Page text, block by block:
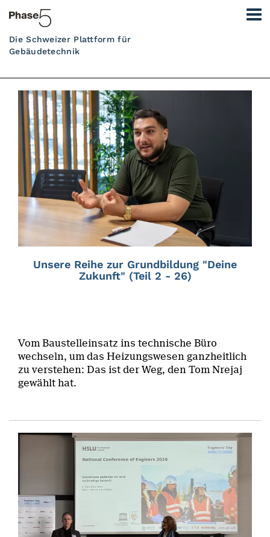
Die Schweizer Plattform für
Gebäudetechnik
Unsere Reihe zur Grundbildung "Deine
Zukunft" (Teil 2 - 26)
Vom Baustelleinsatz ins technische Büro
wechseln, um das Heizungswesen ganzheitlich
zu verstehen: Das ist der Weg, den Tom Nrejaj
gewählt hat.